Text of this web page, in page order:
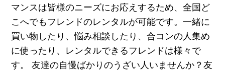
マンスは皆様のニーズにお応えするため、全国ど
こへでもフレンドのレンタルが可能です。一緒に
買い物したり、悩み相談したり、合コンの人集め
に使ったり、レンタルできるフレンドは様々で
す。 友達の自慢ばかりのうざい人いませんか？友